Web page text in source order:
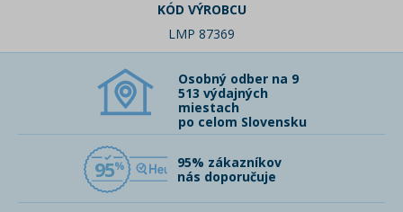
KÓD VÝROBCU
LMP 87369
Osobný odber na 9
513 výdajných
miestach
po celom Slovensku
95
95% zákazníkov
nás doporučuje